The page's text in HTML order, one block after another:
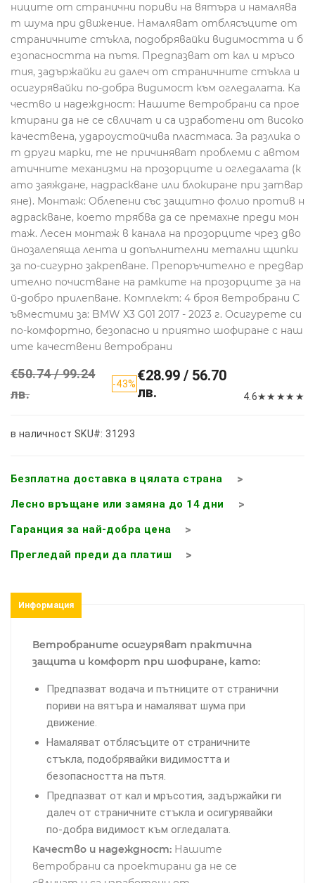
ниците от странични пориви на вятъра и намалява
т шума при движение. Намаляват отблясъците от
страничните стъкла, подобрявайки видимостта и б
езопасността на пътя. Предпазват от кал и мръсо
тия, задържайки ги далеч от страничните стъкла и
осигурявайки по-добра видимост към огледалата. Ка
чество и надеждност: Нашите ветробрани са прое
ктирани да не се свличат и са изработени от високо
качествена, удароустойчива пластмаса. За разлика о
т други марки, те не причиняват проблеми с автом
атичните механизми на прозорците и огледалата (к
ато заяждане, надраскване или блокиране при затвар
яне). Монтаж: Облепени със защитно фолио против н
адраскване, което трябва да се премахне преди мон
таж. Лесен монтаж в канала на прозорците чрез дво
йнозалепяща лента и допълнителни метални щипки
за по-сигурно закрепване. Препоръчително е предвар
ително почистване на рамките на прозорците за на
й-добро прилепване. Комплект: 4 броя ветробрани С
ъвместими за: BMW X3 G01 2017 - 2023 г. Осигурете си
по-комфортно, безопасно и приятно шофиране с наш
ите качествени ветробрани
€50.74 / 99.24
лв.
-43%€28.99 / 56.70
лв.
4.6★★ ★★ ★
в наличност SKU#: 31293
Безплатна доставка в цялата страна
Лесно връщане или замяна до 14 дни
Гаранция за най-добра цена
Прегледай преди да платиш
Информация
Ветробраните осигуряват практична
защита и комфорт при шофиране, като:
Предпазват водача и пътниците от странични
пориви на вятъра и намаляват шума при
движение.
Намаляват отблясъците от страничните
стъкла, подобрявайки видимостта и
безопасността на пътя.
Предпазват от кал и мръсотия, задържайки ги
далеч от страничните стъкла и осигурявайки
по-добра видимост към огледалата.
Качество и надеждност: Нашите
ветробрани са проектирани да не се